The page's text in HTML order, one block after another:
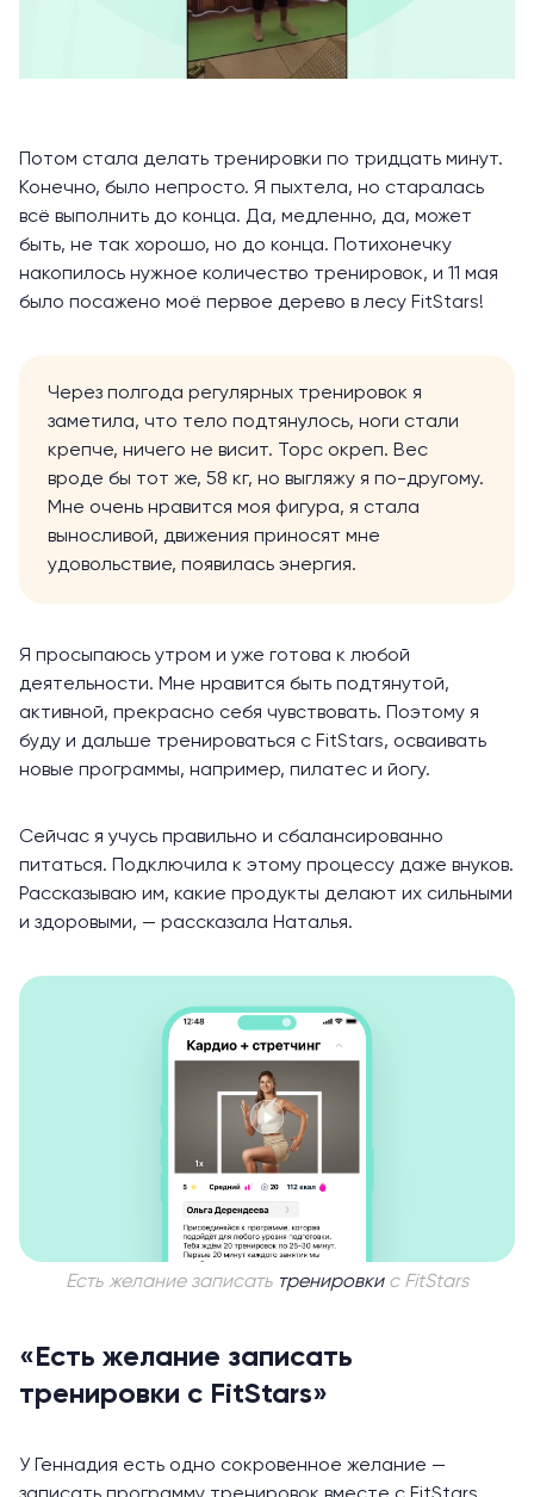
Потом стала делать тренировки по тридцать минут.
Конечно, было непросто. Я пыхтела, но старалась
всё выполнить до конца. Да, медленно, да, может
быть, не так хорошо, но до конца. Потихонечку
накопилось нужное количество тренировок, и 11 мая
было посажено моё первое дерево в лесу FitStars!
Через полгода регулярных тренировок я
заметила, что тело подтянулось, ноги стали
крепче, ничего не висит. Торс окреп. Вес
вроде бы тот же, 58 кг, но выгляжу я по-другому.
Мне очень нравится моя фигура, я стала
выносливой, движения приносят мне
удовольствие, появилась энергия.
Я просыпаюсь утром и уже готова к любой
деятельности. Мне нравится быть подтянутой,
активной, прекрасно себя чувствовать. Поэтому я
буду и дальше тренироваться с FitStars, осваивать
новые программы, например, пилатес и йогу.
Сейчас я учусь правильно и сбалансированно
питаться. Подключила к этому процессу даже внуков.
Рассказываю им, какие продукты делают их сильными
и здоровыми, — рассказала Наталья.
Есть желание записать тренировки с FitStars
«Есть желание записать
тренировки с FitStars»
У Геннадия есть одно сокровенное желание —